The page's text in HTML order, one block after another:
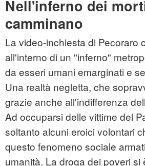
Nell'inferno dei
camminano
La video-inchiesta di Pecoraro
all'interno di un "inferno"
da esseri umani emarginati e
Una realtà negletta, che
grazie anche all'indifferenza
Ad occuparsi delle vittime del
soltanto alcuni eroici volontari
questo fenomeno sociale
umanità. La droga dei poveri si